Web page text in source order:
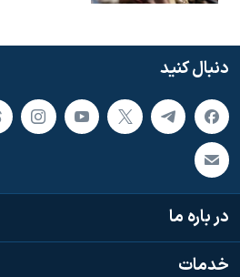
دنبال کنید
در باره ما
خدمات